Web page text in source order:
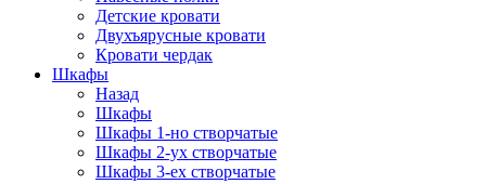
Детские кровати
Двухъярусные кровати
Кровати чердак
Шкафы
Назад
Шкафы
Шкафы 1-но створчатые
Шкафы 2-ух створчатые
Шкафы 3-ех створчатые